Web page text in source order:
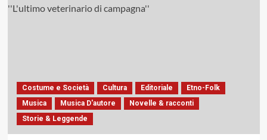
Costume e Società Cultura Editoriale
Etno-Folk
Musica
Musica D'autore
Novelle & racconti
Storie & Leggende